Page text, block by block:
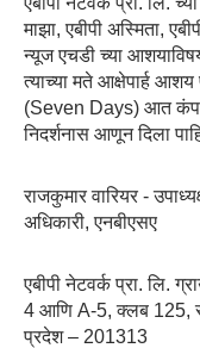
माझा, एबीपी अस्मिता,
न्यूज एचडी च्या
त्याच्या मते आक्षेपार्ह आशय
(Seven Days) आत
निदर्शनास आणून दिला
राजकुमार वारियर -
अधिकारी, एनबीएसए
एबीपी नेटवर्क प्रा. लि.
4 आणि A-5, क्लब 125,
प्रदेश – 201313